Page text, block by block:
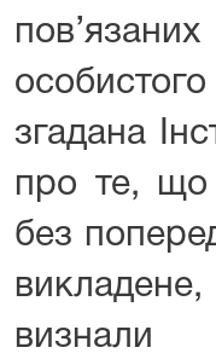
згадана
про те, що
без
викладене,
визнали